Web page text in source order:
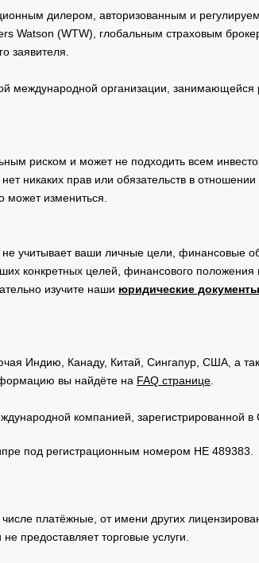
дилером, авторизованным и
Watson (WTW), глобальным страховым
заявителя.
международной организации,
риском и может не подходить всем
никаких прав или обязательств в
может измениться.
учитывает ваши личные цели, финансовые
конкретных целей, финансового
изучите наши юридические документы
Индию, Канаду, Китай, Сингапур, США, а
вы найдёте на FAQ странице
компанией,
под регистрационным номером HE 489383.
платёжные, от имени других
предоставляет торговые услуги.